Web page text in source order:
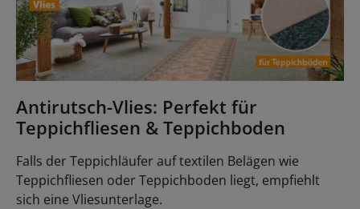
Antirutsch-Vlies: Perfekt für
Teppichfliesen & Teppichboden
Falls der Teppichläufer auf textilen Belägen wie
Teppichfliesen oder Teppichboden liegt, empfiehlt
sich eine Vliesunterlage.